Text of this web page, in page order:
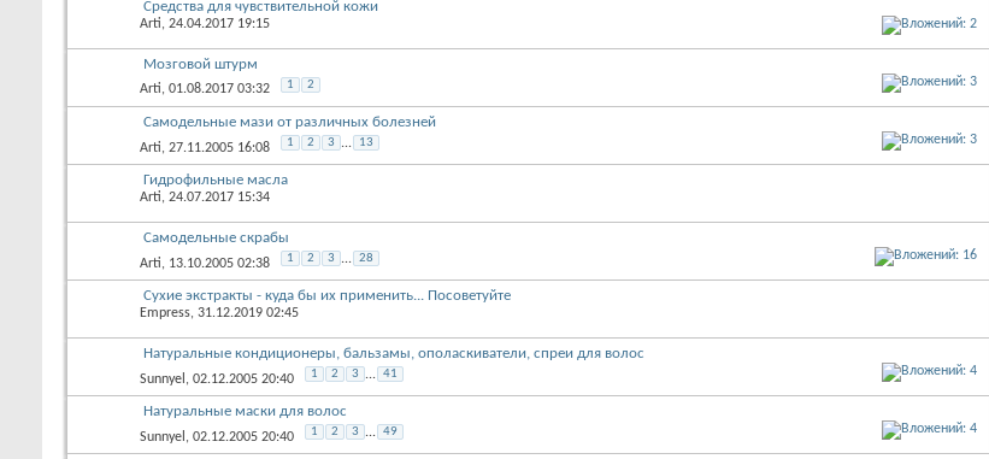
Средства для чувствительной кожи
Arti, 24.04.2017 19:15
Мозговой штурм
Arti, 01.08.2017 03:32 1 2
Самодельные мази от различных болезней
Arti, 27.11.2005 16:08 1 2 3 ... 13
Гидрофильные масла
Arti, 24.07.2017 15:34
Самодельные скрабы
Arti, 13.10.2005 02:38 1 2 3 ... 28
Сухие экстракты - куда бы их применить... Посоветуйте
Empress, 31.12.2019 02:45
Натуральные кондиционеры, бальзамы, ополаскиватели, спреи для волос
Sunnyel , 02.12.2005 20:40 1 2 3 ... 41
Натуральные маски для волос
Sunnyel , 02.12.2005 20:40 1 2 3 ... 49